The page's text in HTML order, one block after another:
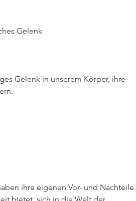
Gelenk
Gelenk in unserem Körper, ihre
ihre eigenen Vor- und Nachteile.